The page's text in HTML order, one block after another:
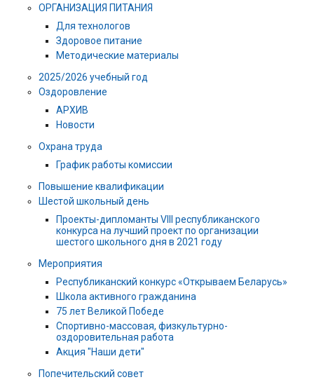
ОРГАНИЗАЦИЯ ПИТАНИЯ
Для технологов
Здоровое питание
Методические материалы
2025/2026 учебный год
Оздоровление
АРХИВ
Новости
Охрана труда
График работы комиссии
Повышение квалификации
Шестой школьный день
Проекты-дипломанты VIII республиканского
конкурса на лучший проект по организации
шестого школьного дня в 2021 году
Мероприятия
Республиканский конкурс «Открываем Беларусь»
Школа активного гражданина
75 лет Великой Победе
Спортивно-массовая, физкультурно-
оздоровительная работа
Акция "Наши дети"
Попечительский совет